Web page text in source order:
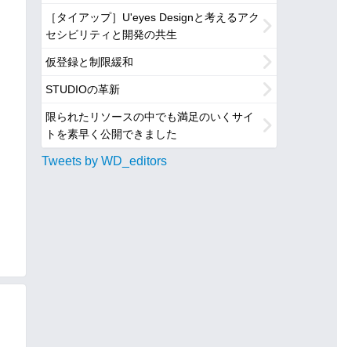
［タイアップ］U'eyes Designと考えるアク
セシビリティと開発の共生
仮登録と制限緩和
STUDIOの革新
限られたリソースの中でも満足のいくサイ
トを素早く公開できました
Tweets by WD_editors